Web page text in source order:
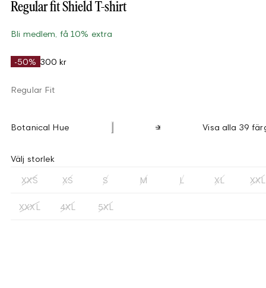
Regular fit Shield T-shirt
Bli medlem, få 10% extra
-50% 300 kr
Regular Fit
Botanical Hue Visa alla 39
Välj storlek
XXS XS S M L XL XXL
XXXL 4XL 5XL